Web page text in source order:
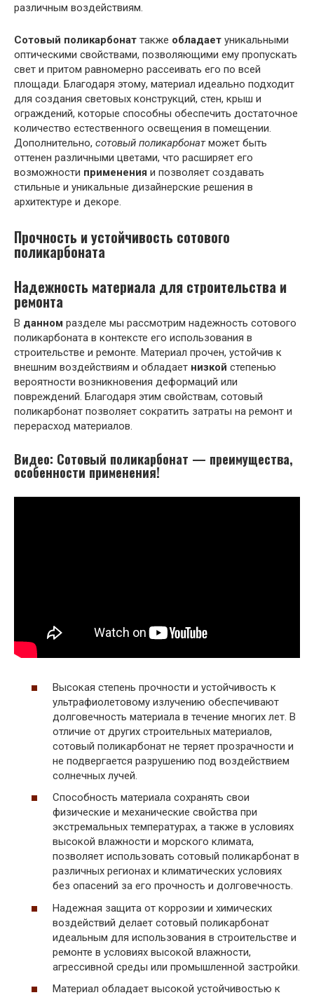
различным воздействиям.
Сотовый поликарбонат также обладает уникальными
оптическими свойствами, позволяющими ему пропускать
свет и притом равномерно рассеивать его по всей
площади. Благодаря этому, материал идеально подходит
для создания световых конструкций, стен, крыш и
ограждений, которые способны обеспечить достаточное
количество естественного освещения в помещении.
Дополнительно, сотовый поликарбонатможет быть
оттенен различными цветами, что расширяет его
возможности применения и позволяет создавать
стильные и уникальные дизайнерские решения в
архитектуре и декоре.
Прочность и устойчивость сотового
поликарбоната
Надежность материала для строительства и
ремонта
В данном разделе мы рассмотрим надежность сотового
поликарбоната в контексте его использования в
строительстве и ремонте. Материал прочен, устойчив к
внешним воздействиям и обладает низкой степенью
вероятности возникновения деформаций или
повреждений. Благодаря этим свойствам, сотовый
поликарбонат позволяет сократить затраты на ремонт и
перерасход материалов.
Видео: Сотовый поликарбонат — преимущества,
особенности применения!
Высокая степень прочности и устойчивость к
ультрафиолетовому излучению обеспечивают
долговечность материала в течение многих лет. В
отличие от других строительных материалов,
сотовый поликарбонат не теряет прозрачности и
не подвергается разрушению под воздействием
солнечных лучей.
Способность материала сохранять свои
физические и механические свойства при
экстремальных температурах, а также в условиях
высокой влажности и морского климата,
позволяет использовать сотовый поликарбонат в
различных регионах и климатических условиях
без опасений за его прочность и долговечность.
Надежная защита от коррозии и химических
воздействий делает сотовый поликарбонат
идеальным для использования в строительстве и
ремонте в условиях высокой влажности,
агрессивной среды или промышленной застройки.
Материал обладает высокой устойчивостью к